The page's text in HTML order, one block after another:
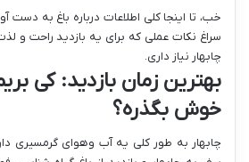
خب، تا اینجا کلی اطلاعات درباره باغ به دست
سراغ نکات عملی که برای یه بازدید راحت و
چابهار نیاز داری.
بهترین زمان بازدید: کی
خوش بگذره؟
چابهار به طور کلی یه آب وهوای گرمسیری